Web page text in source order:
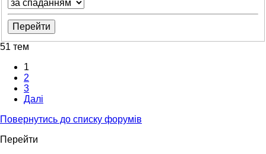
51 тем
1
2
3
Далі
Повернутись до списку форумів
Перейти